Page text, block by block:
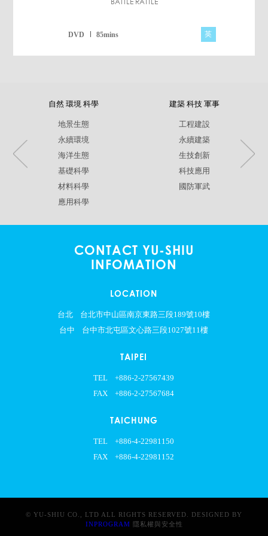
DVD 85mins 英
自然 環境 科學
地景生態
永續環境
海洋生態
基礎科學
材料科學
應用科學
建築 科技 軍事
工程建設
永續建築
生技創新
科技應用
國防軍武
CONTACT YU-SHIU
INFOMATION
LOCATION
台北
台北市中山區南京東路三段189號10樓
台中
台中市北屯區文心路三段1027號11樓
TAIPEI
TEL
+886-2-27567439
FAX
+886-2-27567684
TAICHUNG
TEL
+886-4-22981150
FAX
+886-4-22981152
© YU-SHIU CO., LTD ALL RIGHTS RESERVED. DESIGNED BY
INPROGRAM 隱私權與安全性